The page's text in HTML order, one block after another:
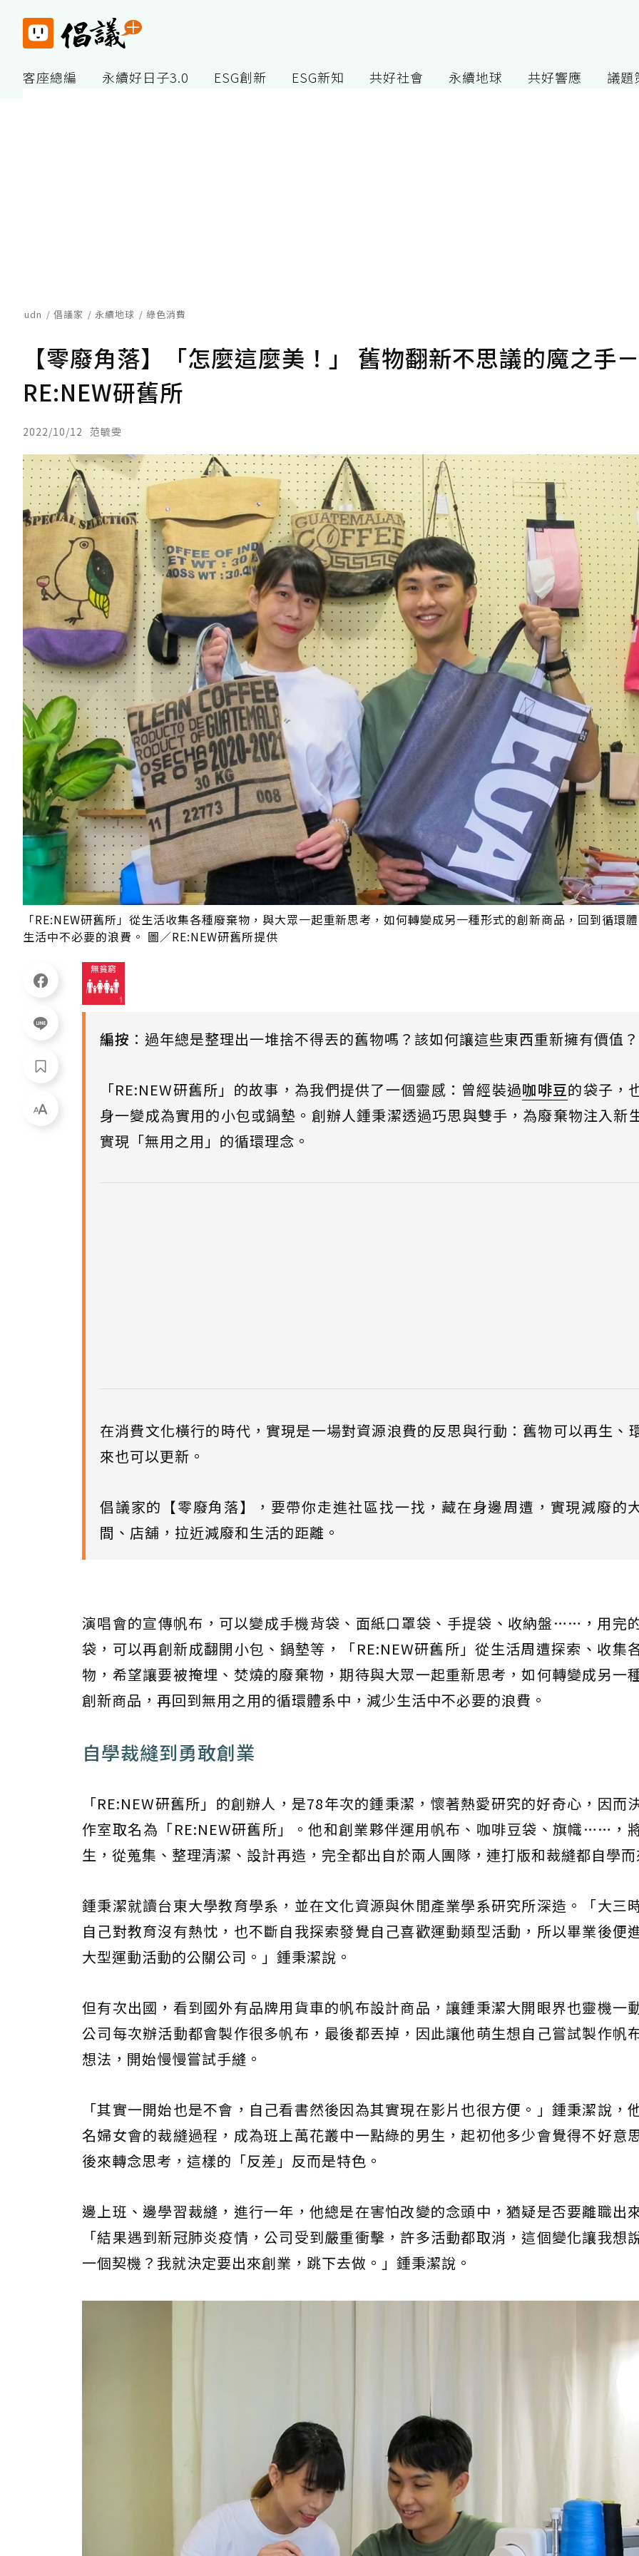
客座總編 永續好日子3.0 ESG創新 ESG新知 共好社會 永續地球 共好響應 議題
udn 倡議家 永續地球 綠色消費
【零廢角落】「怎麼這麼美！」 舊物翻新不思議的魔之手
RE:NEW研舊所
2022/10/12 范毓雯
「RE:NEW研舊所」從生活收集各種廢棄物，與大眾一起重新思考，如何轉變成另一種形式的創新商品，回到循環
生活中不必要的浪費。 圖／RE:NEW研舊所提供
編按 ：過年總是整理出一堆捨不得丟的舊物嗎？該如何讓這些東西重新擁有價值？
「RE:NEW研舊所」的故事，為我們提供了一個靈感：曾經裝過咖啡豆的袋子，
身一變成為實用的小包或鍋墊。創辦人鍾秉潔透過巧思與雙手，為廢棄物注入新
實現「無用之用」的循環理念。
在消費文化橫行的時代，實現是一場對資源浪費的反思與行動：舊物可以再生、
來也可以更新。
倡議家的【零廢角落】，要帶你走進社區找一找，藏在身邊周遭，實現減廢的
間、店舖，拉近減廢和生活的距離。
演唱會的宣傳帆布，可以變成手機背袋、面紙口罩袋、手提袋、收納盤……，用完
袋，可以再創新成翻開小包、鍋墊等，「RE:NEW研舊所」從生活周遭探索、收集
物，希望讓要被掩埋、焚燒的廢棄物，期待與大眾一起重新思考，如何轉變成另一
創新商品，再回到無用之用的循環體系中，減少生活中不必要的浪費。
自學裁縫到勇敢創業
「RE:NEW研舊所」的創辦人，是78年次的鍾秉潔，懷著熱愛研究的好奇心，因而
作室取名為「RE:NEW研舊所」。他和創業夥伴運用帆布、咖啡豆袋、旗幟……，
生，從蒐集、整理清潔、設計再造，完全都出自於兩人團隊，連打版和裁縫都自學
鍾秉潔就讀台東大學教育學系，並在文化資源與休閒產業學系研究所深造。「大三
自己對教育沒有熱忱，也不斷自我探索發覺自己喜歡運動類型活動，所以畢業後便
大型運動活動的公關公司。」鍾秉潔說。
但有次出國，看到國外有品牌用貨車的帆布設計商品，讓鍾秉潔大開眼界也靈機一
公司每次辦活動都會製作很多帆布，最後都丟掉，因此讓他萌生想自己嘗試製作帆
想法，開始慢慢嘗試手縫。
「其實一開始也是不會，自己看書然後因為其實現在影片也很方便。」鍾秉潔說，
名婦女會的裁縫過程，成為班上萬花叢中一點綠的男生，起初他多少會覺得不好意
後來轉念思考，這樣的「反差」反而是特色。
邊上班、邊學習裁縫，進行一年，他總是在害怕改變的念頭中，猶疑是否要離職出
「結果遇到新冠肺炎疫情，公司受到嚴重衝擊，許多活動都取消，這個變化讓我想
一個契機？我就決定要出來創業，跳下去做。」鍾秉潔說。